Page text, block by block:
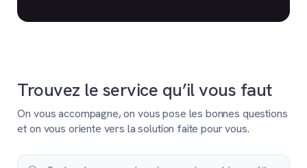
Trouvez le service qu’il vous faut
On vous accompagne, on vous pose les bonnes questions
et on vous oriente vers la solution faite pour vous.